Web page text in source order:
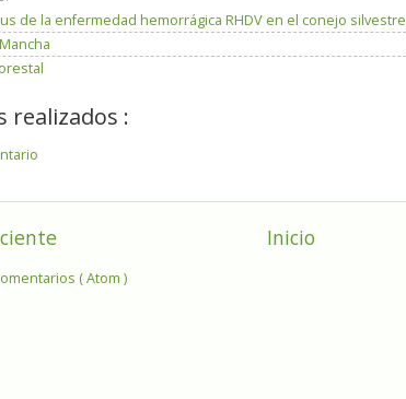
de la enfermedad hemorrágica RHDV en el conejo silvestre
realizados :
Inicio
( Atom )